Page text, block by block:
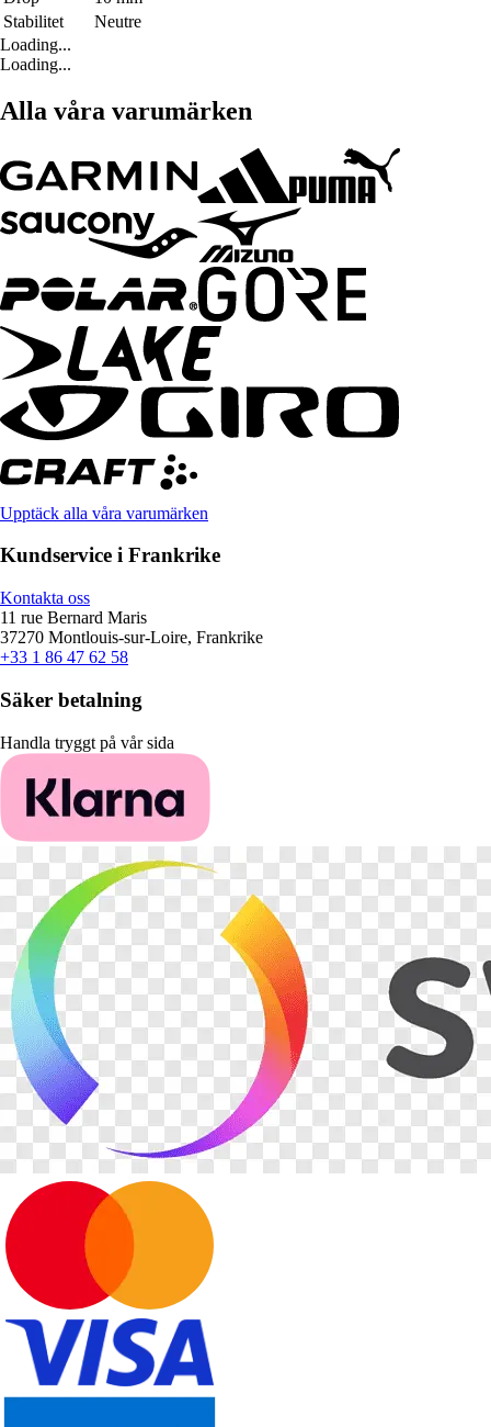
Stabilitet
Neutre
Loading...
Loading...
Alla våra varumärken
Upptäck alla våra varumärken
Kundservice i Frankrike
Kontakta oss
11 rue Bernard Maris
37270 Montlouis-sur-Loire, Frankrike
+33 1 86 47 62 58
Säker betalning
Handla tryggt på vår sida